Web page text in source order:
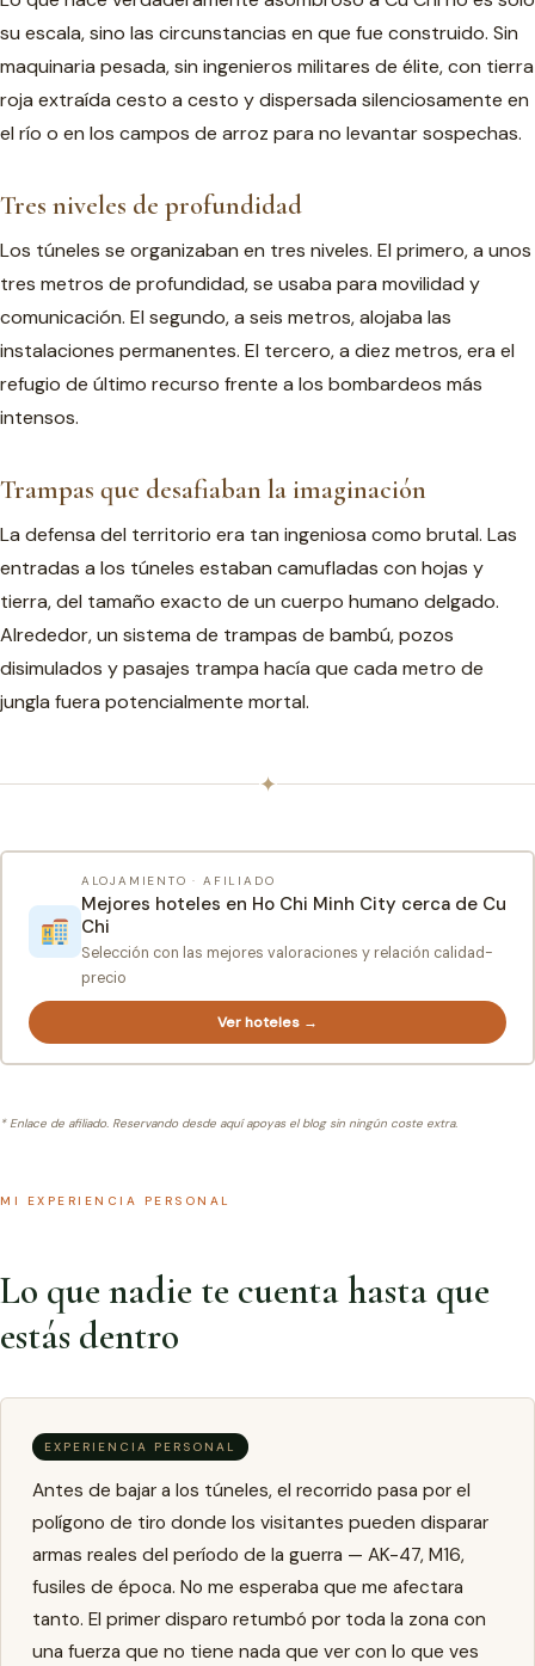
su escala, sino las circunstancias en que fue construido. Sin
maquinaria pesada, sin ingenieros militares de élite, con tierra
roja extraída cesto a cesto y dispersada silenciosamente en
el río o en los campos de arroz para no levantar sospechas.
Tres niveles de profundidad
Los túneles se organizaban en tres niveles. El primero, a unos
tres metros de profundidad, se usaba para movilidad y
comunicación. El segundo, a seis metros, alojaba las
instalaciones permanentes. El tercero, a diez metros, era el
refugio de último recurso frente a los bombardeos más
intensos.
Trampas que desafiaban la imaginación
La defensa del territorio era tan ingeniosa como brutal. Las
entradas a los túneles estaban camufladas con hojas y
tierra, del tamaño exacto de un cuerpo humano delgado.
Alrededor, un sistema de trampas de bambú, pozos
disimulados y pasajes trampa hacía que cada metro de
jungla fuera potencialmente mortal.
✦
ALOJAMIENTO · AFILIADO
Mejores hoteles en Ho Chi Minh City cerca de Cu
Chi
Selección con las mejores valoraciones y relación calidad-
precio
Ver hoteles →
* Enlace de afiliado. Reservando desde aquí apoyas el blog sin ningún coste extra.
MI EXPERIENCIA PERSONAL
Lo que nadie te cuenta hasta que
estás dentro
EXPERIENCIA PERSONAL
Antes de bajar a los túneles, el recorrido pasa por el
polígono de tiro donde los visitantes pueden disparar
armas reales del período de la guerra — AK-47, M16,
fusiles de época. No me esperaba que me afectara
tanto. El primer disparo retumbó por toda la zona con
una fuerza que no tiene nada que ver con lo que ves